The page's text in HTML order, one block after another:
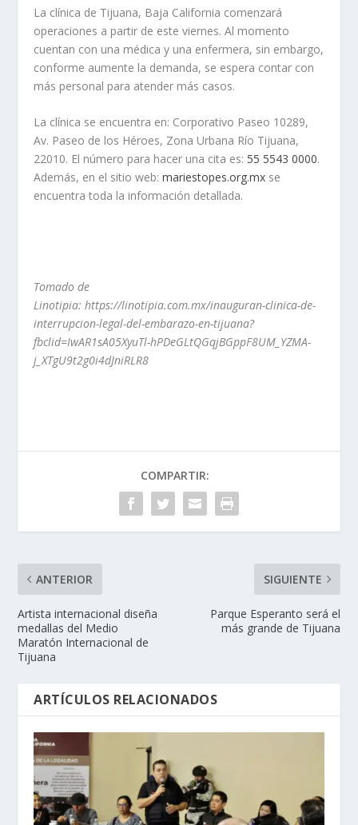
La clínica de Tijuana, Baja California comenzará
operaciones a partir de este viernes. Al momento
cuentan con una médica y una enfermera, sin embargo,
conforme aumente la demanda, se espera contar con
más personal para atender más casos.
La clínica se encuentra en: Corporativo Paseo 10289,
Av. Paseo de los Héroes, Zona Urbana Río Tijuana,
22010. El número para hacer una cita es: 55 5543 0000.
Además, en el sitio web:mariestopes.org.mx se
encuentra toda la información detallada.
Tomado de
Linotipia: https://linotipia.com.mx/inauguran-clinica-de-
interrupcion-legal-del-embarazo-en-tijuana?
fbclid=IwAR1sA05XyuTl-hPDeGLtQGqjBGppF8UM_YZMA-
j_XTgU9t2g0i4dJniRLR8
COMPARTIR:
ANTERIOR
Artista internacional diseña
medallas del Medio
Maratón Internacional de
Tijuana
SIGUIENTE
Parque Esperanto será el
más grande de Tijuana
ARTÍCULOS RELACIONADOS